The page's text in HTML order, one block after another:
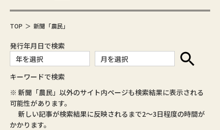
TOP 新聞「農民」
発行年月日で検索
キーワードで検索
※ 新聞「農民」以外のサイト内ページも検索結果に表示される
可能性があります。
新しい記事が検索結果に反映されるまで2～3日程度の時間が
かかります。